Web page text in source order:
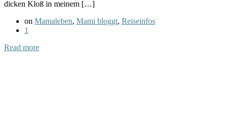
dicken Kloß in meinem […]
on Mamaleben, Mami bloggt, Reiseinfos
1
Read more